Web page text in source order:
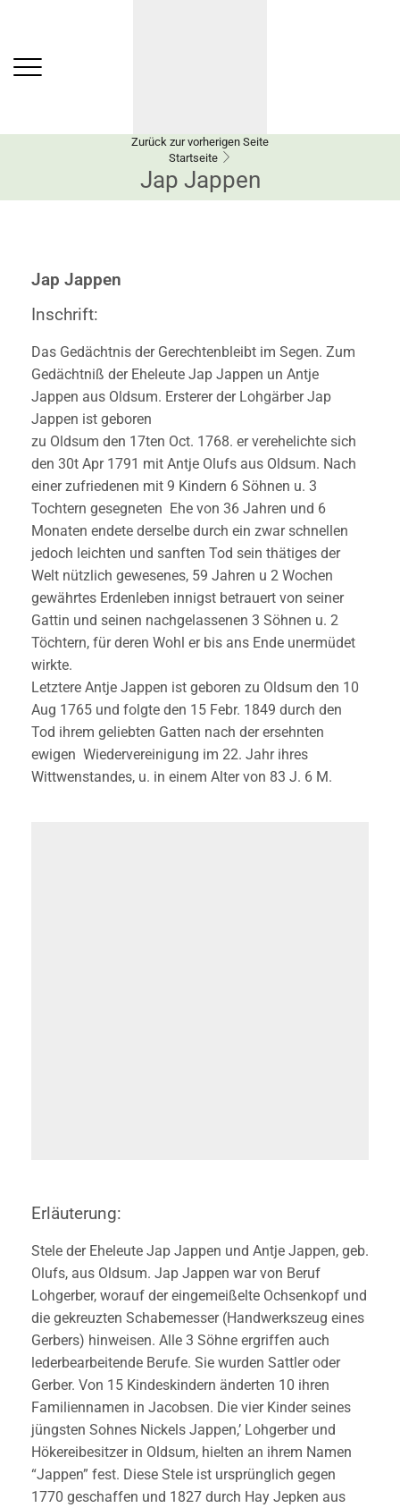
Zurück zur vorherigen Seite
Startseite
Jap Jappen
Jap Jappen
Inschrift:
Das Gedächtnis der Gerechtenbleibt im Segen. Zum
Gedächtniß der Eheleute Jap Jappen un Antje
Jappen aus Oldsum. Ersterer der Lohgärber Jap
Jappen ist geboren
zu Oldsum den 17ten Oct. 1768. er verehelichte sich
den 30t Apr 1791 mit Antje Olufs aus Oldsum. Nach
einer zufriedenen mit 9 Kindern 6 Söhnen u. 3
Tochtern gesegneten Ehe von 36 Jahren und 6
Monaten endete derselbe durch ein zwar schnellen
jedoch leichten und sanften Tod sein thätiges der
Welt nützlich gewesenes, 59 Jahren u 2 Wochen
gewährtes Erdenleben innigst betrauert von seiner
Gattin und seinen nachgelassenen 3 Söhnen u. 2
Töchtern, für deren Wohl er bis ans Ende unermüdet
wirkte.
Letztere Antje Jappen ist geboren zu Oldsum den 10
Aug 1765 und folgte den 15 Febr. 1849 durch den
Tod ihrem geliebten Gatten nach der ersehnten
ewigen Wiedervereinigung im 22. Jahr ihres
Wittwenstandes, u. in einem Alter von 83 J. 6 M.
Erläuterung:
Stele der Eheleute Jap Jappen und Antje Jappen, geb.
Olufs, aus Oldsum. Jap Jappen war von Beruf
Lohgerber, worauf der eingemeißelte Ochsenkopf und
die gekreuzten Schabemesser (Handwerkszeug eines
Gerbers) hinweisen. Alle 3 Söhne ergriffen auch
lederbearbeitende Berufe. Sie wurden Sattler oder
Gerber. Von 15 Kindeskindern änderten 10 ihren
Familiennamen in Jacobsen. Die vier Kinder seines
jüngsten Sohnes Nickels Jappen,’ Lohgerber und
Hökereibesitzer in Oldsum, hielten an ihrem Namen
“Jappen” fest. Diese Stele ist ursprünglich gegen
1770 geschaffen und 1827 durch Hay Jepken aus